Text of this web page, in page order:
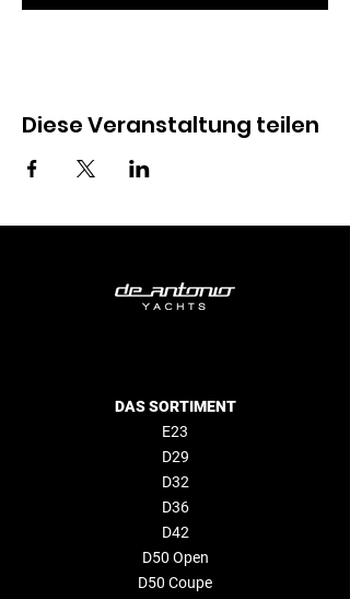
Diese Veranstaltung teilen
DAS SORTIMENT
E23
D29
D32
D36
D42
D50 Open
D50 Coupe